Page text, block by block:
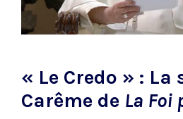
« Le Credo » : La
Carême de La Foi